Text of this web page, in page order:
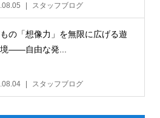
スタッフブログ
の「想像力」を無限に広げる遊
——自由な発...
スタッフブログ